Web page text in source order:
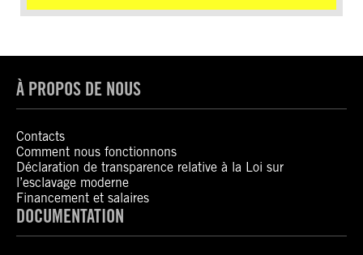
À PROPOS DE NOUS
Contacts
Comment nous fonctionnons
Déclaration de transparence relative à la Loi sur
l’esclavage moderne
Financement et salaires
DOCUMENTATION